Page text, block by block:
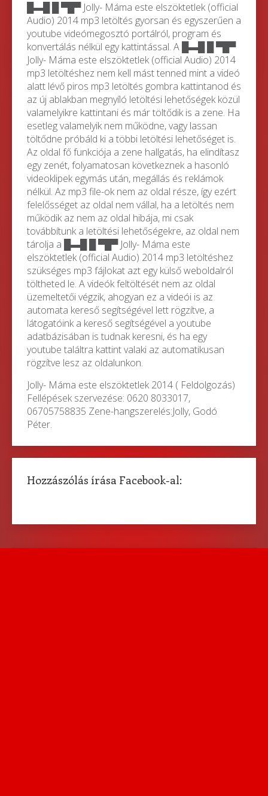
█▬█ █ ▀█▀ Jolly- Máma este elszöktetlek (official
Audio) 2014 mp3 letöltés gyorsan és egyszerűen a
youtube videómegosztó portálról, program és
konvertálás nélkül egy kattintással. A █▬█ █ ▀█▀
Jolly- Máma este elszöktetlek (official Audio) 2014
mp3 letöltéshez nem kell mást tenned mint a videó
alatt lévő piros mp3 letöltés gombra kattintanod és
az új ablakban megnyíló letöltési lehetőségek közül
valamelyikre kattintani és már töltődik is a zene. Ha
esetleg valamelyik nem működne, vagy lassan
töltődne próbáld ki a többi letöltési lehetőséget is.
Az oldal fő funkciója a zene hallgatás, ha elindítasz
egy zenét, folyamatosan következnek a hasonló
videoklipek egymás után, megállás és reklámok
nélkül. Az mp3 file-ok nem az oldal része, így ezért
felelősséget az oldal nem vállal, ha a letöltés nem
működik az nem az oldal hibája, mi csak
továbbítunk a letöltési lehetőségekre, az oldal nem
tárolja a █▬█ █ ▀█▀ Jolly- Máma este
elszöktetlek (official Audio) 2014 mp3 letöltéshez
szükséges mp3 fájlokat azt egy külső weboldalról
töltheted le. A videók feltöltését nem az oldal
üzemeltetői végzik, ahogyan ez a videói is az
automata kereső segítségével lett rögzítve, a
látogatóink a kereső segítségével a youtube
adatbázisában is tudnak keresni, és ha egy
youtube találtra kattint valaki az automatikusan
rögzítve lesz az oldalunkon.
Jolly- Máma este elszöktetlek 2014 ( Feldolgozás)
Fellépések szervezése: 0620 8033017,
06705758835 Zene-hangszerelés:Jolly, Godó
Péter.
Hozzászólás írása Facebook-al: